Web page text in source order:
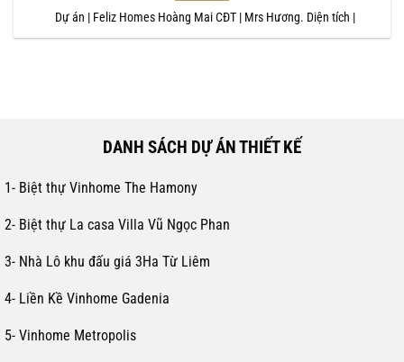
Dự án | Feliz Homes Hoàng Mai CĐT | Mrs Hương. Diện tích |
DANH SÁCH DỰ ÁN THIẾT KẾ
1- Biệt thự Vinhome The Hamony
2- Biệt thự La casa Villa Vũ Ngọc Phan
3- Nhà Lô khu đấu giá 3Ha Từ Liêm
4- Liền Kề Vinhome Gadenia
5- Vinhome Metropolis